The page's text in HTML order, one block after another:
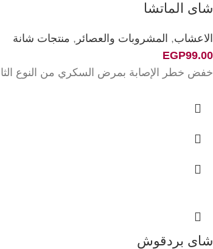
شاى الماتشا
الاعشاب, المشروبات والعصائر , منتجات شانة
EGP99.00
خفض خطر الإصابة بمرض السكري من النوع
شاى بردقوش